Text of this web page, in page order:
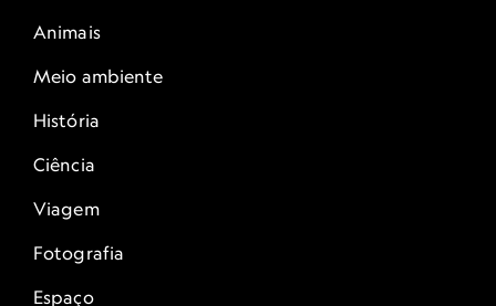
Animais
Meio ambiente
História
Ciência
Viagem
Fotografia
Espaço